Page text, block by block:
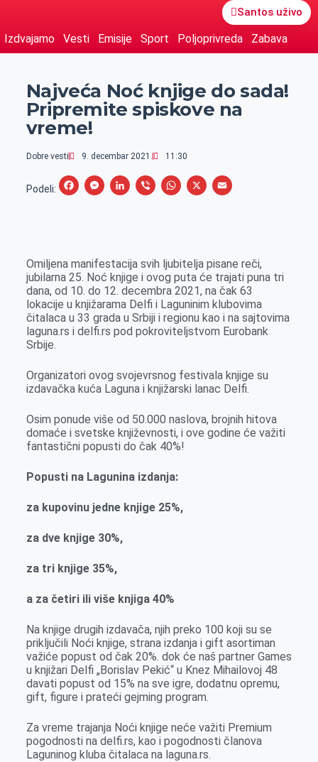
Santos uživo
Izdvajamo Vesti Emisije Sport Poljoprivreda Zabava
Najveća Noć knjige do sada!
Pripremite spiskove na
vreme!
Dobre vesti 9. decembar 2021. 11:30
Podeli:
F
b
o
o
k
M
e
n
g
e
L
e
d
I
n
V
r
W
s
A
p
p
X
E
l
Omiljena manifestacija svih ljubitelja pisane reči,
jubilarna 25. Noć knjige i ovog puta će trajati puna tri
dana, od 10. do 12. decembra 2021, na čak 63
lokacije u knjižarama Delfi i Laguninim klubovima
čitalaca u 33 grada u Srbiji i regionu kao i na sajtovima
laguna.rs i delfi.rs pod pokroviteljstvom Eurobank
Srbije.
Organizatori ovog svojevrsnog festivala knjige su
izdavačka kuća Laguna i knjižarski lanac Delfi.
Osim ponude više od 50.000 naslova, brojnih hitova
domaće i svetske književnosti, i ove godine će važiti
fantastični popusti do čak 40%!
Popusti na Lagunina izdanja:
za kupovinu jedne knjige 25%,
za dve knjige 30%,
za tri knjige 35%,
a za četiri ili više knjiga 40%
Na knjige drugih izdavača, njih preko 100 koji su se
priključili Noći knjige, strana izdanja i gift asortiman
važiće popust od čak 20%. dok će naš partner Games
u knjižari Delfi „Borislav Pekić“ u Knez Mihailovoj 48
davati popust od 15% na sve igre, dodatnu оpremu,
gift, figure i prateći gejming program.
Za vreme trajanja Noći knjige neće važiti Premium
pogodnosti na delfi.rs, kao i pogodnosti članova
Laguninog kluba čitalaca na laguna.rs.